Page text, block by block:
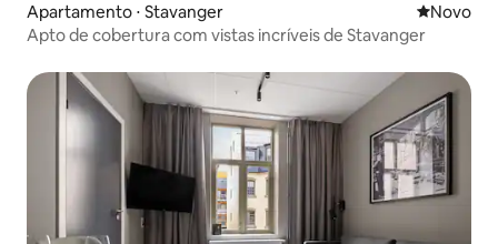
Apartamento ⋅ Stavanger Novo
Novo
Apto de cobertura com vistas incríveis de Stavanger